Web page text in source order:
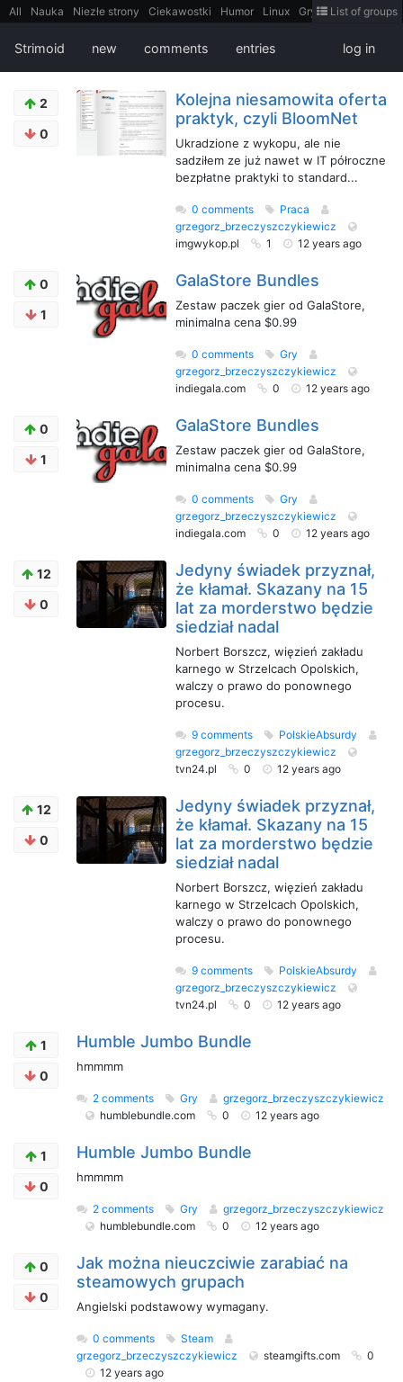
All Nauka Niezłe strony Ciekawostki Humor Linux Gry
Teh
Bezpieczeństwo
Książki Sugestie FotoHistoria
Truelolcontent
FilmyDokumentalne
gify
Cytaty Mapy Film Android itt Tradycyjne gry
List of groups
Strimoid new comments entries log in
2
0
Kolejna niesamowita oferta
praktyk, czyli BloomNet
Ukradzione z wykopu, ale nie
sadziłem ze już nawet w IT półroczne
bezpłatne praktyki to standard...
0 comments
Praca
grzegorz_brzeczyszczykiewicz
imgwykop.pl
1 12 years ago
0
1
GalaStore Bundles
Zestaw paczek gier od GalaStore,
minimalna cena $0.99
0 comments
Gry
grzegorz_brzeczyszczykiewicz
indiegala.com
0 12 years ago
0
1
GalaStore Bundles
Zestaw paczek gier od GalaStore,
minimalna cena $0.99
0 comments
Gry
grzegorz_brzeczyszczykiewicz
indiegala.com
0 12 years ago
12
0
Jedyny świadek przyznał,
że kłamał. Skazany na 15
lat za morderstwo będzie
siedział nadal
Norbert Borszcz, więzień zakładu
karnego w Strzelcach Opolskich,
walczy o prawo do ponownego
procesu.
9 comments
PolskieAbsurdy
grzegorz_brzeczyszczykiewicz
tvn24.pl
0 12 years ago
12
0
Jedyny świadek przyznał,
że kłamał. Skazany na 15
lat za morderstwo będzie
siedział nadal
Norbert Borszcz, więzień zakładu
karnego w Strzelcach Opolskich,
walczy o prawo do ponownego
procesu.
9 comments
PolskieAbsurdy
grzegorz_brzeczyszczykiewicz
tvn24.pl
0 12 years ago
1
0
Humble Jumbo Bundle
hmmmm
2 comments Gry
grzegorz_brzeczyszczykiewicz
humblebundle.com
0 12 years ago
1
0
Humble Jumbo Bundle
hmmmm
2 comments Gry
grzegorz_brzeczyszczykiewicz
humblebundle.com
0 12 years ago
0
0
Jak można nieuczciwie zarabiać na
steamowych grupach
Angielski podstawowy wymagany.
0 comments
Steam
grzegorz_brzeczyszczykiewicz
steamgifts.com
0
12 years ago